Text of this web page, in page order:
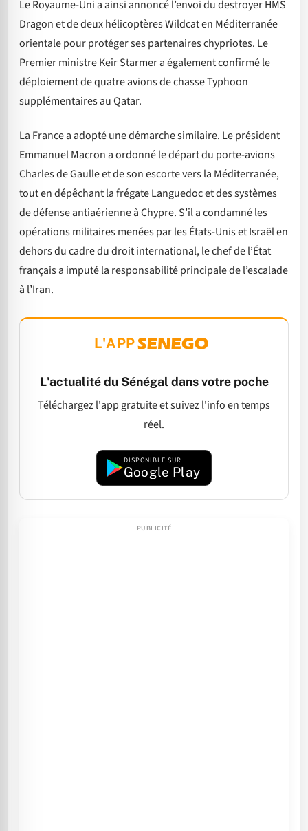
Le Royaume-Uni a ainsi annoncé l’envoi du destroyer HMS
Dragon et de deux hélicoptères Wildcat en Méditerranée
orientale pour protéger ses partenaires chypriotes. Le
Premier ministre Keir Starmer a également confirmé le
déploiement de quatre avions de chasse Typhoon
supplémentaires au Qatar.
La France a adopté une démarche similaire. Le président
Emmanuel Macron a ordonné le départ du porte-avions
Charles de Gaulle et de son escorte vers la Méditerranée,
tout en dépêchant la frégate Languedoc et des systèmes
de défense antiaérienne à Chypre. S’il a condamné les
opérations militaires menées par les États-Unis et Israël en
dehors du cadre du droit international, le chef de l’État
français a imputé la responsabilité principale de l’escalade
à l’Iran.
L'APP
L'actualité du Sénégal dans votre poche
Téléchargez l'app gratuite et suivez l'info en temps
réel.
DISPONIBLE SUR
Google Play